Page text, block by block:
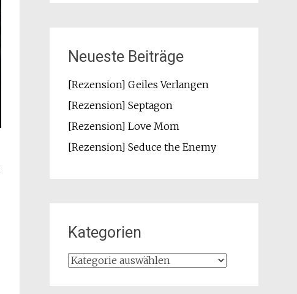
Neueste Beiträge
[Rezension] Geiles Verlangen
[Rezension] Septagon
[Rezension] Love Mom
[Rezension] Seduce the Enemy
Kategorien
Kategorien